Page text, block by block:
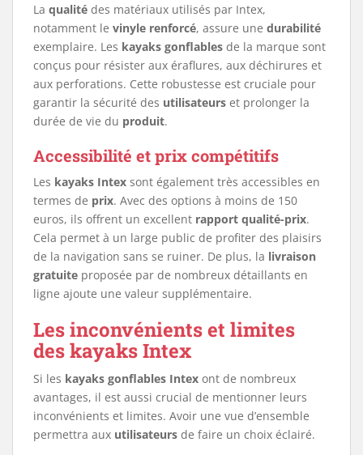
La qualité des matériaux utilisés par Intex,
notamment le vinyle renforcé, assure une durabilité
exemplaire. Les kayaks gonflables de la marque sont
conçus pour résister aux éraflures, aux déchirures et
aux perforations. Cette robustesse est cruciale pour
garantir la sécurité des utilisateurs et prolonger la
durée de vie du produit.
Accessibilité et prix compétitifs
Les kayaks Intex sont également très accessibles en
termes de prix. Avec des options à moins de 150
euros, ils offrent un excellent rapport qualité-prix.
Cela permet à un large public de profiter des plaisirs
de la navigation sans se ruiner. De plus, la livraison
gratuite proposée par de nombreux détaillants en
ligne ajoute une valeur supplémentaire.
Les inconvénients et limites
des kayaks Intex
Si les kayaks gonflables Intex ont de nombreux
avantages, il est aussi crucial de mentionner leurs
inconvénients et limites. Avoir une vue d’ensemble
permettra aux utilisateurs de faire un choix éclairé.